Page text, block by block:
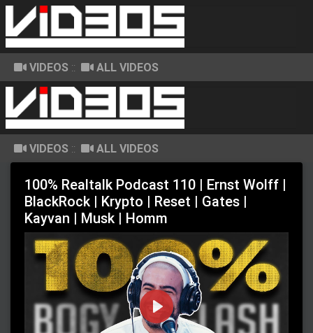
VIDEOS :: ALL VIDEOS
VIDEOS :: ALL VIDEOS
100% Realtalk Podcast 110 | Ernst Wolff |
BlackRock | Krypto | Reset | Gates |
Kayvan | Musk | Homm
P